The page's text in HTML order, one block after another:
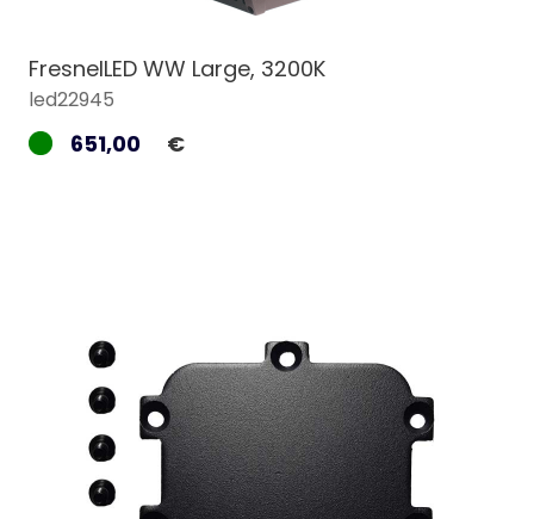
FresnelLED WW Large, 3200K
led22945
651,00 €